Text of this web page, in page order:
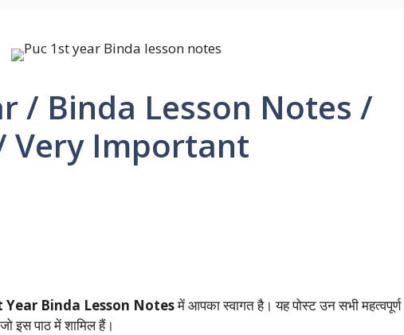
/ Binda Lesson Notes /
/ Very Important
Year Binda Lesson Notesमें आपका स्वागत है। यह पोस्ट उन सभी महत्वपूर्ण
इस पाठ में शामिल हैं।